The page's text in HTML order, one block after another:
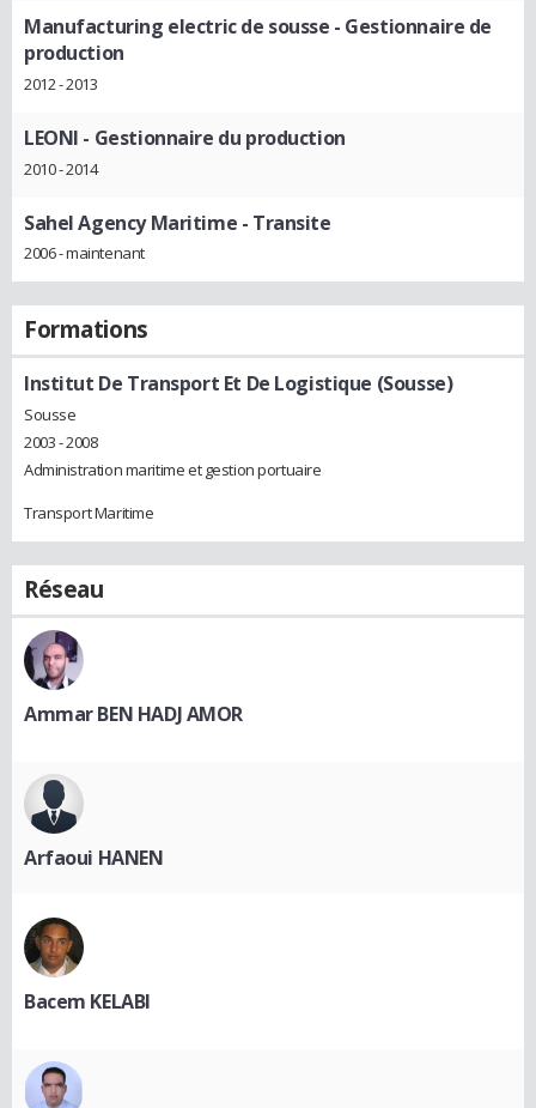
Manufacturing electric de sousse - Gestionnaire de
production
2012 - 2013
LEONI - Gestionnaire du production
2010 - 2014
Sahel Agency Maritime - Transite
2006 - maintenant
Formations
Institut De Transport Et De Logistique (Sousse)
Sousse
2003 - 2008
Administration maritime et gestion portuaire
Transport Maritime
Réseau
Ammar BEN HADJ AMOR
Arfaoui HANEN
Bacem KELABI